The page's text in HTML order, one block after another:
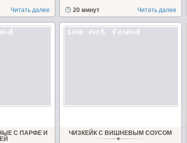
Читать далее 20 минут Читать далее
С ПАРФЕ И
ЧИЗКЕЙК С ВИШНЕВЫМ СОУСОМ